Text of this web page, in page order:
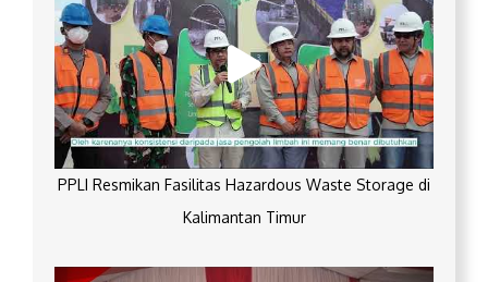
PPLI Resmikan Fasilitas Hazardous Waste Storage di
Kalimantan Timur